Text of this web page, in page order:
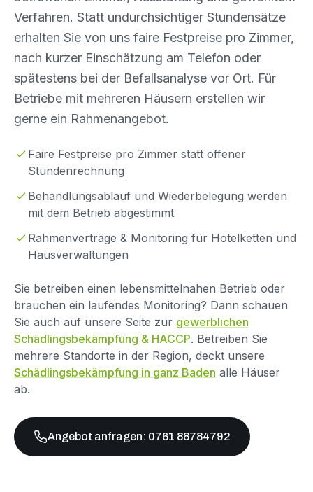
Verfahren. Statt undurchsichtiger Stundensätze
erhalten Sie von uns faire Festpreise pro Zimmer,
nach kurzer Einschätzung am Telefon oder
spätestens bei der Befallsanalyse vor Ort. Für
Betriebe mit mehreren Häusern erstellen wir
gerne ein Rahmenangebot.
Faire Festpreise pro Zimmer statt offener
Stundenrechnung
Behandlungsablauf und Wiederbelegung werden
mit dem Betrieb abgestimmt
Rahmenverträge & Monitoring für Hotelketten und
Hausverwaltungen
Sie betreiben einen lebensmittelnahen Betrieb oder
brauchen ein laufendes Monitoring? Dann schauen
Sie auch auf unsere Seite zur gewerblichen
Schädlingsbekämpfung & HACCP. Betreiben Sie
mehrere Standorte in der Region, deckt unsere
Schädlingsbekämpfung in ganz Baden alle Häuser
ab.
Angebot anfragen: 0761 88784792